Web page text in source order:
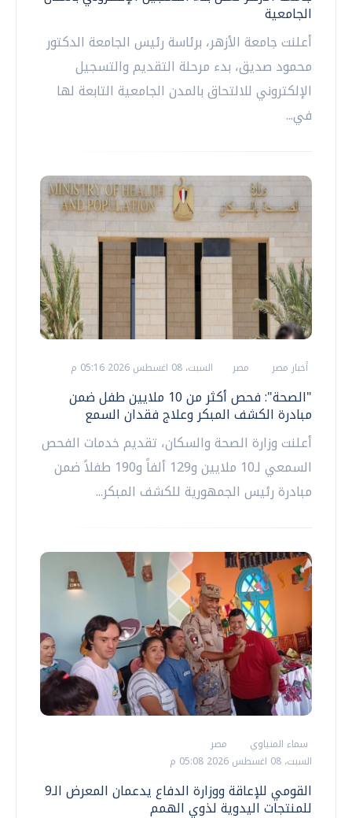
الجامعية
أعلنت جامعة الأزهر، برئاسة رئيس الجامعة الدكتور
محمود صديق، بدء مرحلة التقديم والتسجيل
الإلكتروني للالتحاق بالمدن الجامعية التابعة لها
في...
أخبار مصر مصر السبت، 08 اغسطس 2026 05:16 م
"الصحة": فحص أكثر من 10 ملايين طفل ضمن
مبادرة الكشف المبكر وعلاج فقدان السمع
أعلنت وزارة الصحة والسكان، تقديم خدمات الفحص
السمعي لـ10 ملايين و129 ألفاً و190 طفلاً ضمن
مبادرة رئيس الجمهورية للكشف المبكر...
سماء المنياوي
مصر
السبت، 08 اغسطس 2026 05:08 م
القومي للإعاقة ووزارة الدفاع يدعمان المعرض الـ9
للمنتجات اليدوية لذوي الهمم